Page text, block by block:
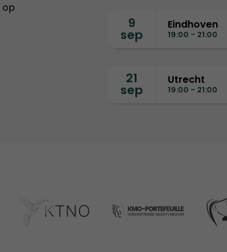
op
9
sep
Eindhoven
19:00 - 21:00
21
sep
Utrecht
19:00 - 21:00